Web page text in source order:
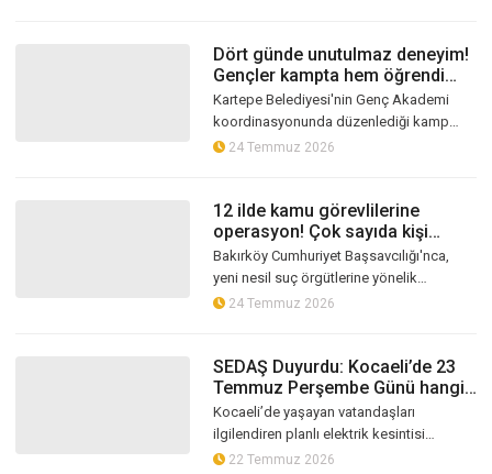
Dört günde unutulmaz deneyim!
Gençler kampta hem öğrendi
hem eğlendi
Kartepe Belediyesi'nin Genç Akademi
koordinasyonunda düzenlediği kamp
programında gençler, yerel yönetimlerden
24 Temmuz 2026
12 ilde kamu görevlilerine
operasyon! Çok sayıda kişi
tutuklandı
Bakırköy Cumhuriyet Başsavcılığı'nca,
yeni nesil suç örgütlerine yönelik
yürütülen soruşturma kapsamında,
24 Temmuz 2026
SEDAŞ Duyurdu: Kocaeli’de 23
Temmuz Perşembe Günü hangi
ilçelerde elektrik kesintisi
yaşanacak?
Kocaeli’de yaşayan vatandaşları
ilgilendiren planlı elektrik kesintisi
programı SEDAŞ tarafından duyuruldu.
22 Temmuz 2026